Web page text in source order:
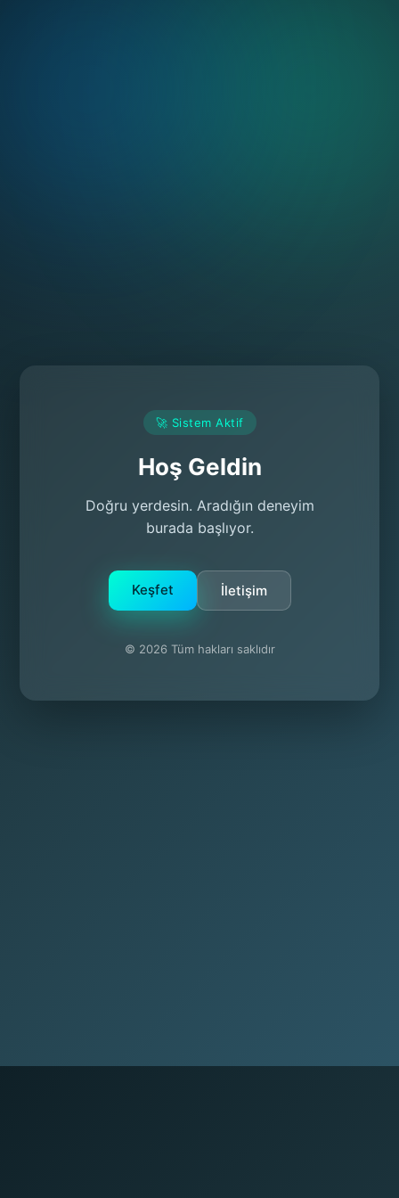
🚀 Sistem Aktif
Hoş Geldin
Doğru yerdesin. Aradığın deneyim
burada başlıyor.
Keşfet İletişim
© 2026 Tüm hakları saklıdır